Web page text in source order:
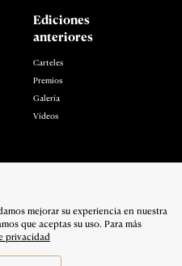
mejorar su experiencia en nuestra
que aceptas su uso. Para más
privacidad
Ediciones
anteriores
Carteles
Premios
Galería
Vídeos
Síguenos en: